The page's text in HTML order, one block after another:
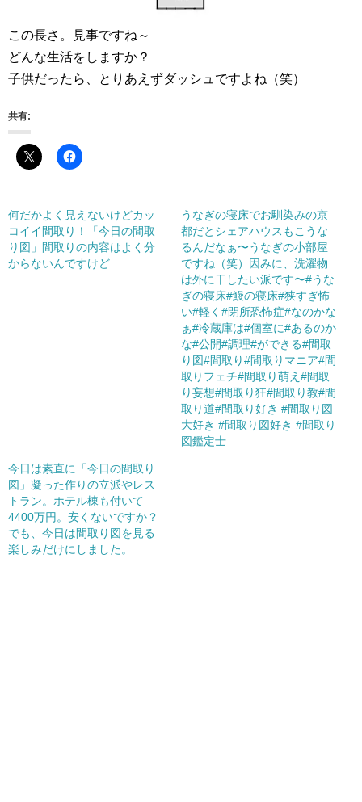
この長さ。見事ですね～
どんな生活をしますか？
子供だったら、とりあえずダッシュですよね（笑）
共有:
何だかよく見えないけどカッ
コイイ間取り！「今日の間取
り図」間取りの内容はよく分
からないんですけど…
うなぎの寝床でお馴染みの京
都だとシェアハウスもこうな
るんだなぁ〜うなぎの小部屋
ですね（笑）因みに、洗濯物
は外に干したい派です〜#うな
ぎの寝床#鰻の寝床#狭すぎ怖
い#軽く#閉所恐怖症#なのかな
ぁ#冷蔵庫は#個室に#あるのか
な#公開#調理#ができる#間取
り図#間取り#間取りマニア#間
取りフェチ#間取り萌え#間取
り妄想#間取り狂#間取り教#間
取り道#間取り好き #間取り図
大好き #間取り図好き #間取り
図鑑定士
今日は素直に「今日の間取り
図」凝った作りの立派やレス
トラン。ホテル棟も付いて
4400万円。安くないですか？
でも、今日は間取り図を見る
楽しみだけにしました。